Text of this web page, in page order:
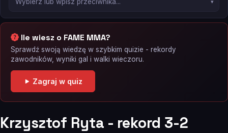
Ile wiesz o FAME MMA?
Sprawdź swoją wiedzę w szybkim quizie - rekordy
zawodników, wyniki gal i walki wieczoru.
Zagraj w quiz
Krzysztof Ryta - rekord 3-2